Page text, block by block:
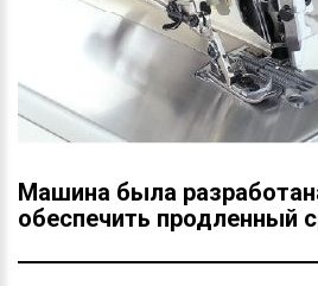
Машина была
обеспечить продленный